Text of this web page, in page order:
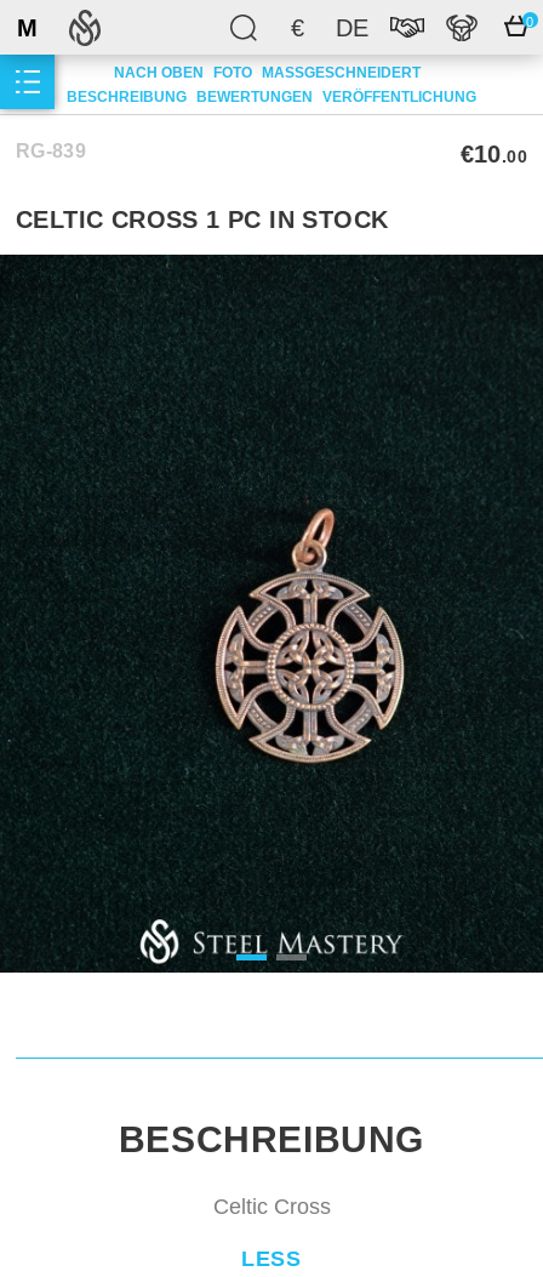
€ DE 0
M
NACH OBEN FOTO
MASSGESCHNEIDERT
BESCHREIBUNG BEWERTUNGEN VERÖFFENTLICHUNG
RG-839 €10.00
CELTIC CROSS 1 PC IN STOCK
BESCHREIBUNG
Celtic Cross
LESS